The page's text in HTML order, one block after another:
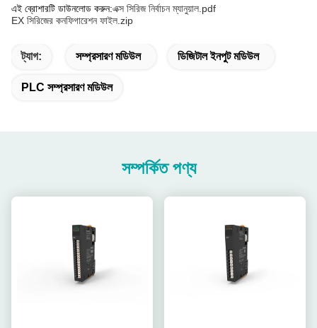
এই ব্রোশারটি ডাউনলোড করুন:এক্স সিরিজ নির্বাচন ম্যানুয়াল.pdf
EX সিরিজের কনফিগারেশন ফাইল.zip
ট্যাগ: সম্প্রসারণ মডিউল ডিজিটাল ইনপুট মডিউল
PLC সম্প্রসারণ মডিউল
সম্পর্কিত পণ্য